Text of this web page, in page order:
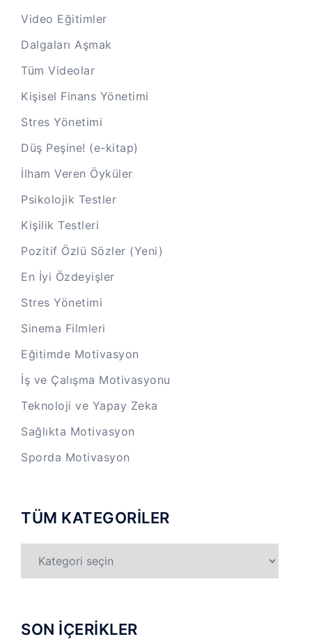
Video Eğitimler
Dalgaları Aşmak
Tüm Videolar
Kişisel Finans Yönetimi
Stres Yönetimi
Düş Peşine! (e-kitap)
İlham Veren Öyküler
Psikolojik Testler
Kişilik Testleri
Pozitif Özlü Sözler (Yeni)
En İyi Özdeyişler
Stres Yönetimi
Sinema Filmleri
Eğitimde Motivasyon
İş ve Çalışma Motivasyonu
Teknoloji ve Yapay Zeka
Sağlıkta Motivasyon
Sporda Motivasyon
TÜM KATEGORİLER
KATEGORİLER
SON İÇERİKLER